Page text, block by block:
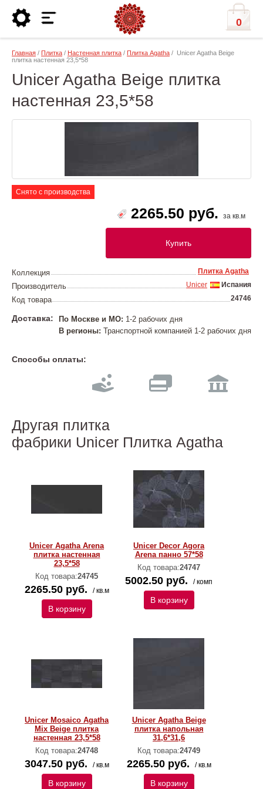
0
Главная / Плитка / Настенная плитка / Плитка Agatha / Unicer Agatha Beige
плитка настенная 23,5*58
Unicer Agatha Beige плитка
настенная 23,5*58
Снято с производства
2265.50 руб. за кв.м
Купить
Коллекция Плитка Agatha
Производитель Испания
Unicer
Код товара 24746
Доставка: По Москве и МО: 1-2 рабочих дня
В регионы: Транспортной компанией 1-2 рабочих дня
Способы оплаты:
Другая плитка
фабрики Unicer Плитка Agatha
Unicer Agatha Arena
плитка настенная
23,5*58
Код товара:24745
2265.50 руб. / кв.м
В корзину
Unicer Decor Agora
Arena панно 57*58
Код товара:24747
5002.50 руб. / комп
В корзину
Unicer Mosaico Agatha
Mix Beige плитка
настенная 23,5*58
Код товара:24748
3047.50 руб. / кв.м
В корзину
Unicer Agatha Beige
плитка напольная
31,6*31,6
Код товара:24749
2265.50 руб. / кв.м
В корзину